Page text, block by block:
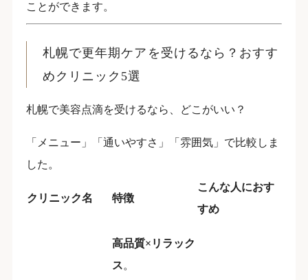
ことができます。
札幌で更年期ケアを受けるなら？おすす
めクリニック5選
札幌で美容点滴を受けるなら、どこがいい？
「メニュー」「通いやすさ」「雰囲気」で比較しま
した。
クリニック名 特徴
こんな人におす
すめ
高品質×リラック
ス。